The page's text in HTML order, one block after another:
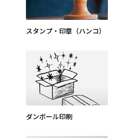
スタンプ・印章（ハンコ）
ダンボール印刷